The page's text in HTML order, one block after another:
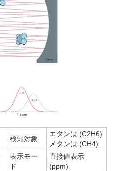
検知対象
エタンは (C2H6)
メタンは (CH4)
表示モー
ド
直接値表示
(ppm)